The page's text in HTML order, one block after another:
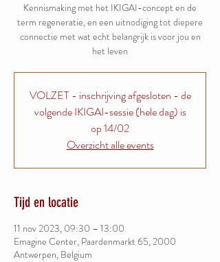
Kennismaking met het IKIGAI-concept en de
term regeneratie, en een uitnodiging tot diepere
connectie met wat echt belangrijk is voor jou en
het leven
VOLZET - inschrijving afgesloten - de
volgende IKIGAI-sessie (hele dag) is
op 14/02
Overzicht alle events
Tijd en locatie
11 nov 2023, 09:30 – 13:00
Emagine Center, Paardenmarkt 65, 2000
Antwerpen, Belgium